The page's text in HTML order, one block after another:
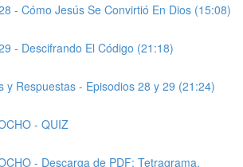
- Cómo Jesús Se Convirtió En Dios (15:08)
- Descifrando El Código (21:18)
y Respuestas - Episodios 28 y 29 (21:24)
- QUIZ
- Descarga de PDF: Tetragrama,